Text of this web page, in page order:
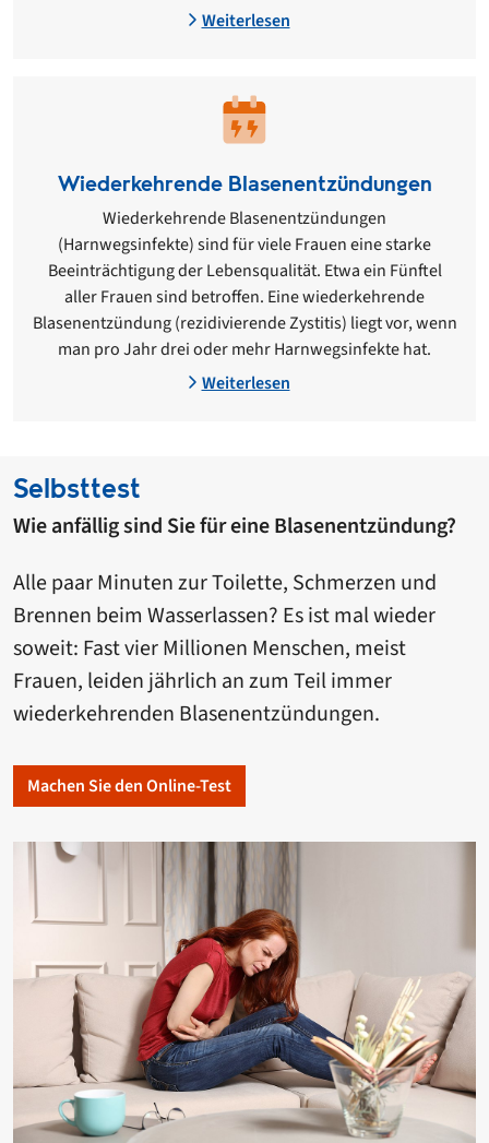
Weiterlesen
Wiederkehrende Blasenentzündungen
Wiederkehrende Blasenentzündungen
(Harnwegsinfekte) sind für viele Frauen eine starke
Beeinträchtigung der Lebensqualität. Etwa ein Fünftel
aller Frauen sind betroffen. Eine wiederkehrende
Blasenentzündung (rezidivierende Zystitis) liegt vor, wenn
man pro Jahr drei oder mehr Harnwegsinfekte hat.
Weiterlesen
Selbsttest
Wie anfällig sind Sie für eine Blasenentzündung?
Alle paar Minuten zur Toilette, Schmerzen und
Brennen beim Wasserlassen? Es ist mal wieder
soweit: Fast vier Millionen Menschen, meist
Frauen, leiden jährlich an zum Teil immer
wiederkehrenden Blasenentzündungen.
Machen Sie den Online-Test